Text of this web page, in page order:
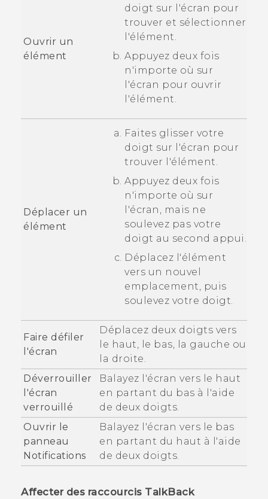
Ouvrir un
élément
doigt sur l'écran pour
trouver et sélectionner
l'élément.
Appuyez deux fois
n'importe où sur
l'écran pour ouvrir
l'élément.
Déplacer un
élément
Faites glisser votre
doigt sur l'écran pour
trouver l'élément.
Appuyez deux fois
n'importe où sur
l'écran, mais ne
soulevez pas votre
doigt au second appui.
Déplacez l'élément
vers un nouvel
emplacement, puis
soulevez votre doigt.
Faire défiler
l'écran
Déplacez deux doigts vers
le haut, le bas, la gauche ou
la droite.
Déverrouiller
l'écran
verrouillé
Balayez l'écran vers le haut
en partant du bas à l'aide
de deux doigts.
Ouvrir le
panneau
Notifications
Balayez l'écran vers le bas
en partant du haut à l'aide
de deux doigts.
Affecter des raccourcis TalkBack